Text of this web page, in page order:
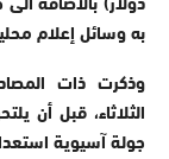
به وسائل إعلام
وذكرت ذات
الثلاثاء، قبل أن
جولة آسيوية